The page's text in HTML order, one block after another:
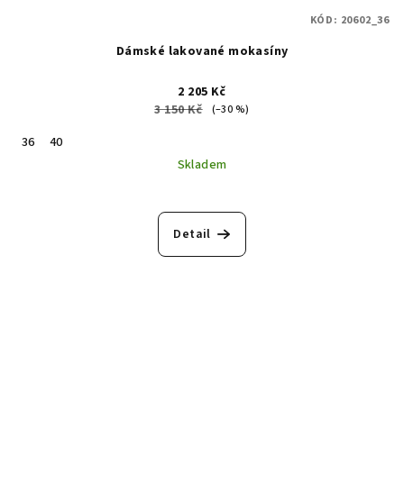
Dámské lakované mokasíny
2 205 Kč
3 150 Kč
(–30 %)
36
40
Skladem
Detail
KÓD: 20602_36